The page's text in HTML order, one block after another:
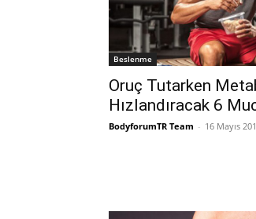
Beslenme
Oruç Tutarken
Hızlandıracak 6
BodyforumTR Team - 16 Mayıs